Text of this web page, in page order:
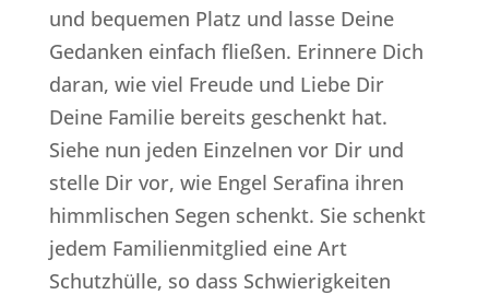
und bequemen Platz und lasse Deine
Gedanken einfach fließen. Erinnere Dich
daran, wie viel Freude und Liebe Dir
Deine Familie bereits geschenkt hat.
Siehe nun jeden Einzelnen vor Dir und
stelle Dir vor, wie Engel Serafina ihren
himmlischen Segen schenkt. Sie schenkt
jedem Familienmitglied eine Art
Schutzhülle, so dass Schwierigkeiten